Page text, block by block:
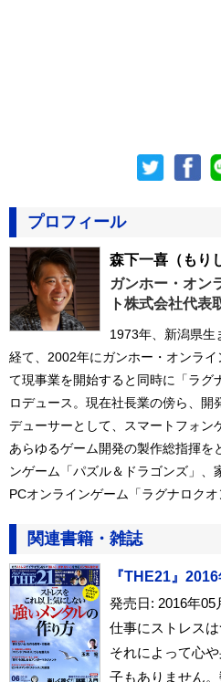
プロフィール
森下一喜 （もり
ガンホー・オン
ト株式会社代表
1973年、新潟県生
経て、2002年にガンホー・オンラ
て現事業を開始すると同時に「ラグ
ロデュース。現在社長業の傍ら、開
デューサーとして、スマートフォン
あらゆるゲーム開発の製作総指揮を
ンゲーム「パズル＆ドラゴンズ」、
PCオンラインゲーム「ラグナロクオ
関連書籍・雑誌
『THE21』
発売日: 2016年05
仕事にストレス
それによって心
子もありません